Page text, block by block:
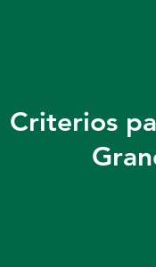
Criterios